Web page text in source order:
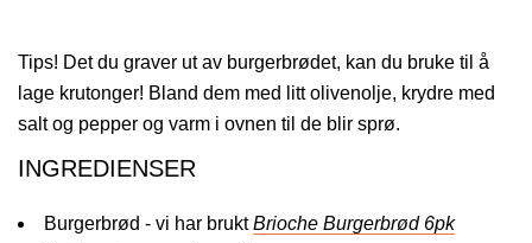
Tips! Det du graver ut av burgerbrødet, kan du bruke til å
lage krutonger! Bland dem med litt olivenolje, krydre med
salt og pepper og varm i ovnen til de blir sprø.
INGREDIENSER
Burgerbrød - vi har bruktBrioche Burgerbrød 6pk